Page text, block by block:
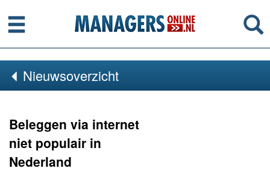
Menu
Nieuwsoverzicht
Beleggen via internet
niet populair in
Nederland